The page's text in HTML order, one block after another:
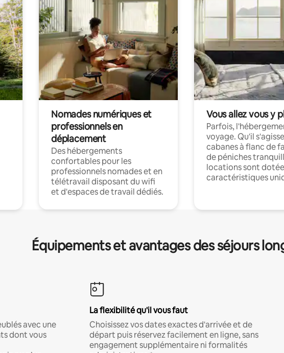
Nomades numériques et
professionnels en
déplacement
Des hébergements
confortables pour les
professionnels nomades et en
télétravail disposant du wifi
et d'espaces de travail dédiés.
Vous allez vous y
Parfois,
voyage. Qu'il
cabanes à flanc de
de péniches
locations sont
caractéristiques
Équipements et avantages des séjours
avec une
dont vous
La flexibilité qu'il vous faut
Choisissez vos dates exactes d'arrivée et de
départ puis réservez facilement en ligne, sans
engagement supplémentaire ni formalités